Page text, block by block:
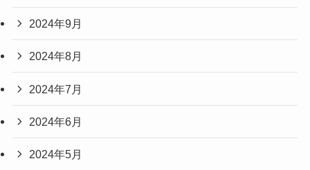
2024年9月
2024年8月
2024年7月
2024年6月
2024年5月